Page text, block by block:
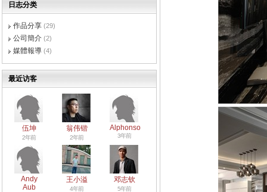
日志分类
作品分享 (29)
公司簡介 (2)
媒體報導 (4)
最近访客
伍坤
2年前
翁伟锴
2年前
Alphonso
3年前
Andy
Aub
王小溢
4年前
邓志钦
5年前